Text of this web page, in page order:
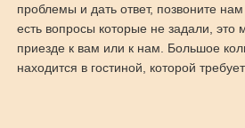
проблемы и дать ответ, позвоните
есть вопросы которые не задали, это
приезде к вам или к нам. Большое
находится в гостиной, которой